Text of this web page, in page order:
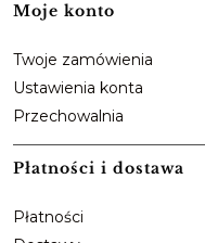
Moje konto
Twoje zamówienia
Ustawienia konta
Przechowalnia
Płatności i dostawa
Płatności